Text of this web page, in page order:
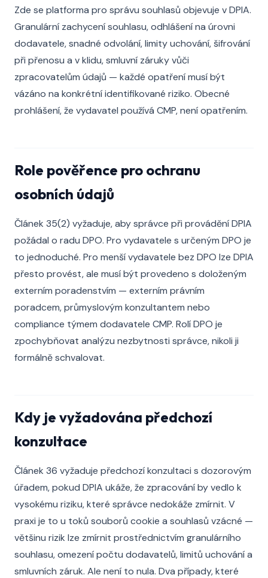
Zde se platforma pro správu souhlasů objevuje v DPIA.
Granulární zachycení souhlasu, odhlášení na úrovni
dodavatele, snadné odvolání, limity uchování, šifrování
při přenosu a v klidu, smluvní záruky vůči
zpracovatelům údajů — každé opatření musí být
vázáno na konkrétní identifikované riziko. Obecné
prohlášení, že vydavatel používá CMP, není opatřením.
Role pověřence pro ochranu
osobních údajů
Článek 35(2) vyžaduje, aby správce při provádění DPIA
požádal o radu DPO. Pro vydavatele s určeným DPO je
to jednoduché. Pro menší vydavatele bez DPO lze DPIA
přesto provést, ale musí být provedeno s doloženým
externím poradenstvím — externím právním
poradcem, průmyslovým konzultantem nebo
compliance týmem dodavatele CMP. Rolí DPO je
zpochybňovat analýzu nezbytnosti správce, nikoli ji
formálně schvalovat.
Kdy je vyžadována předchozí
konzultace
Článek 36 vyžaduje předchozí konzultaci s dozorovým
úřadem, pokud DPIA ukáže, že zpracování by vedlo k
vysokému riziku, které správce nedokáže zmírnit. V
praxi je to u toků souborů cookie a souhlasů vzácné —
většinu rizik lze zmírnit prostřednictvím granulárního
souhlasu, omezení počtu dodavatelů, limitů uchování a
smluvních záruk. Ale není to nula. Dva případy, které